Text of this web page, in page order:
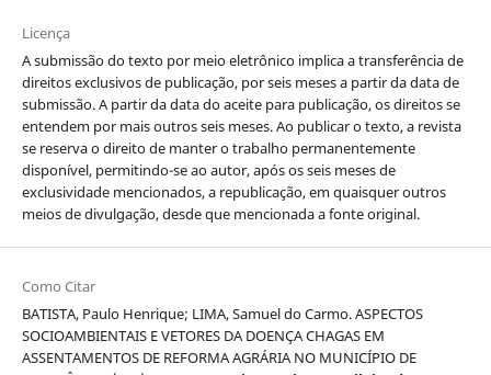
Licença
A submissão do texto por meio eletrônico implica a transferência de
direitos exclusivos de publicação, por seis meses a partir da data de
submissão. A partir da data do aceite para publicação, os direitos se
entendem por mais outros seis meses. Ao publicar o texto, a revista
se reserva o direito de manter o trabalho permanentemente
disponível, permitindo-se ao autor, após os seis meses de
exclusividade mencionados, a republicação, em quaisquer outros
meios de divulgação, desde que mencionada a fonte original.
Como Citar
BATISTA, Paulo Henrique; LIMA, Samuel do Carmo. ASPECTOS
SOCIOAMBIENTAIS E VETORES DA DOENÇA CHAGAS EM
ASSENTAMENTOS DE REFORMA AGRÁRIA NO MUNICÍPIO DE